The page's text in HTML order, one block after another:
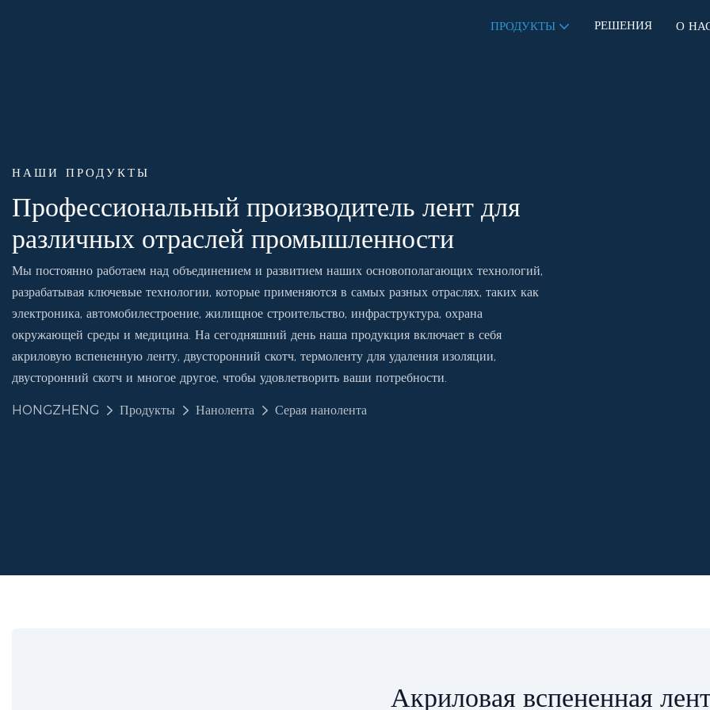
ПРОДУКТЫ РЕШЕНИЯ О
НАШИ ПРОДУКТЫ
Профессиональный производитель лент для
различных отраслей промышленности
Мы постоянно работаем над объединением и развитием наших основополагающих технологий,
разрабатывая ключевые технологии, которые применяются в самых разных отраслях, таких как
электроника, автомобилестроение, жилищное строительство, инфраструктура, охрана
окружающей среды и медицина. На сегодняшний день наша продукция включает в себя
акриловую вспененную ленту, двусторонний скотч, термоленту для удаления изоляции,
двусторонний скотч и многое другое, чтобы удовлетворить ваши потребности.
HONGZHENG Продукты Нанолента Серая нанолента
Акриловая вспененная